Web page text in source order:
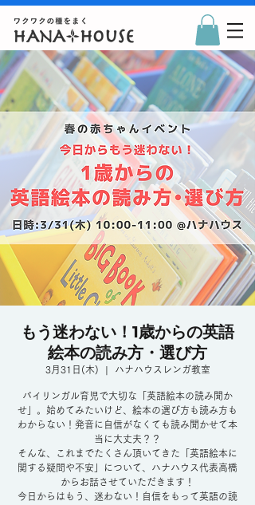
もう迷わない！1歳からの英語
絵本の読み方・選び方
3月31日(木)
  |
ハナハウスレンガ教室
バイリンガル育児で大切な「英語絵本の読み聞か
せ」。始めてみたいけど、絵本の選び方も読み方も
わからない！発音に自信がなくても読み聞かせて本
当に大丈夫？？
そんな、これまでたくさん頂いてきた「英語絵本に
関する疑問や不安」について、ハナハウス代表高橋
からお話させていただきます！
今日からはもう、迷わない！自信をもって英語の読